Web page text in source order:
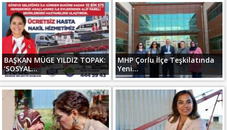
BAŞKAN MÜGE YILDIZ TOPAK:
‘SOSYAL...
MHP Çorlu İlçe Teşkilatında
Yeni...